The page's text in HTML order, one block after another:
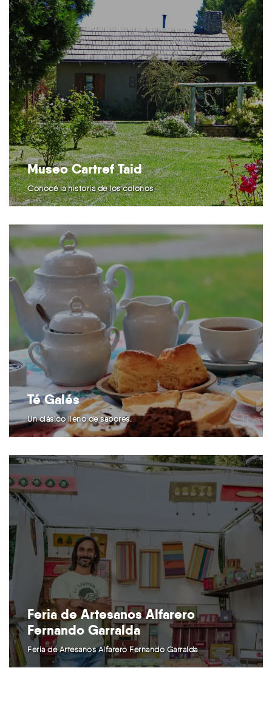
Museo Cartref Taid
Conocé la historia de los colonos
Té Galés
Un clásico lleno de sabores.
Feria de Artesanos Alfarero
Fernando Garralda
Feria de Artesanos Alfarero Fernando Garralda